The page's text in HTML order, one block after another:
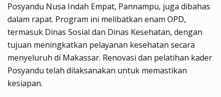
Posyandu Nusa Indah Empat, Pannampu, juga dibahas
dalam rapat. Program ini melibatkan enam OPD,
termasuk Dinas Sosial dan Dinas Kesehatan, dengan
tujuan meningkatkan pelayanan kesehatan secara
menyeluruh di Makassar. Renovasi dan pelatihan kader
Posyandu telah dilaksanakan untuk memastikan
kesiapan.